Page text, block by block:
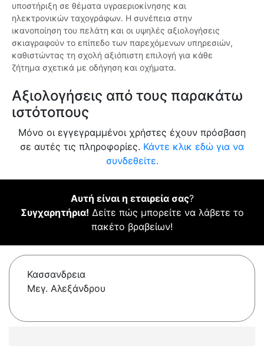
υποστήριξη σε θέματα υγραεριοκίνησης και
ηλεκτρονικών ταχογράφων. Η συνέπεια στην
ικανοποίηση του πελάτη και οι υψηλές αξιολογήσεις
σκιαγραφούν το επίπεδο των παρεχόμενων υπηρεσιών,
καθιστώντας τη σχολή αξιόπιστη επιλογή για κάθε
ζήτημα σχετικά με οδήγηση και οχήματα.
Αξιολογήσεις από τους παρακάτω
ιστότοπους
Μόνο οι εγγεγραμμένοι χρήστες έχουν πρόσβαση
σε αυτές τις πληροφορίες. Κάντε κλικ εδώ για να
συνδεθείτε.
Αυτή είναι η εταιρεία σας?
Συγχαρητήρια! Δείτε πώς μπορείτε να λάβετε το
πακέτο βραβείων!
Κασσανδρεια
Μεγ. Αλεξάνδρου